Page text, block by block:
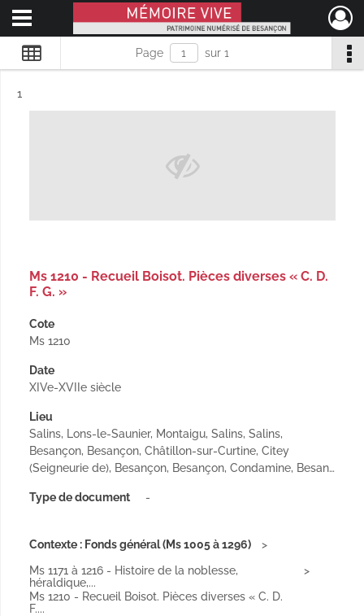
Mémoire Vive patrimoine numérisé de Besançon
Ouvrir le menu déroulant
Page sur 1
Résultat n°
1
Ms 1210 - Recueil Boisot. Pièces diverses « C. D.
F. G. »
Cote
Ms 1210
Date
XIVe-XVIIe siècle
Lieu
Salins, Lons-le-Saunier, Montaigu, Salins, Salins,
Besançon, Besançon, Châtillon-sur-Curtine, Citey
(Seigneurie de), Besançon, Besançon, Condamine, Besan…
Type de document -
Contexte : Fonds général (Ms 1005 à 1296)
Ms 1171 à 1216 - Histoire de la noblesse,
héraldique,...
Ms 1210 - Recueil Boisot. Pièces diverses « C. D.
F....